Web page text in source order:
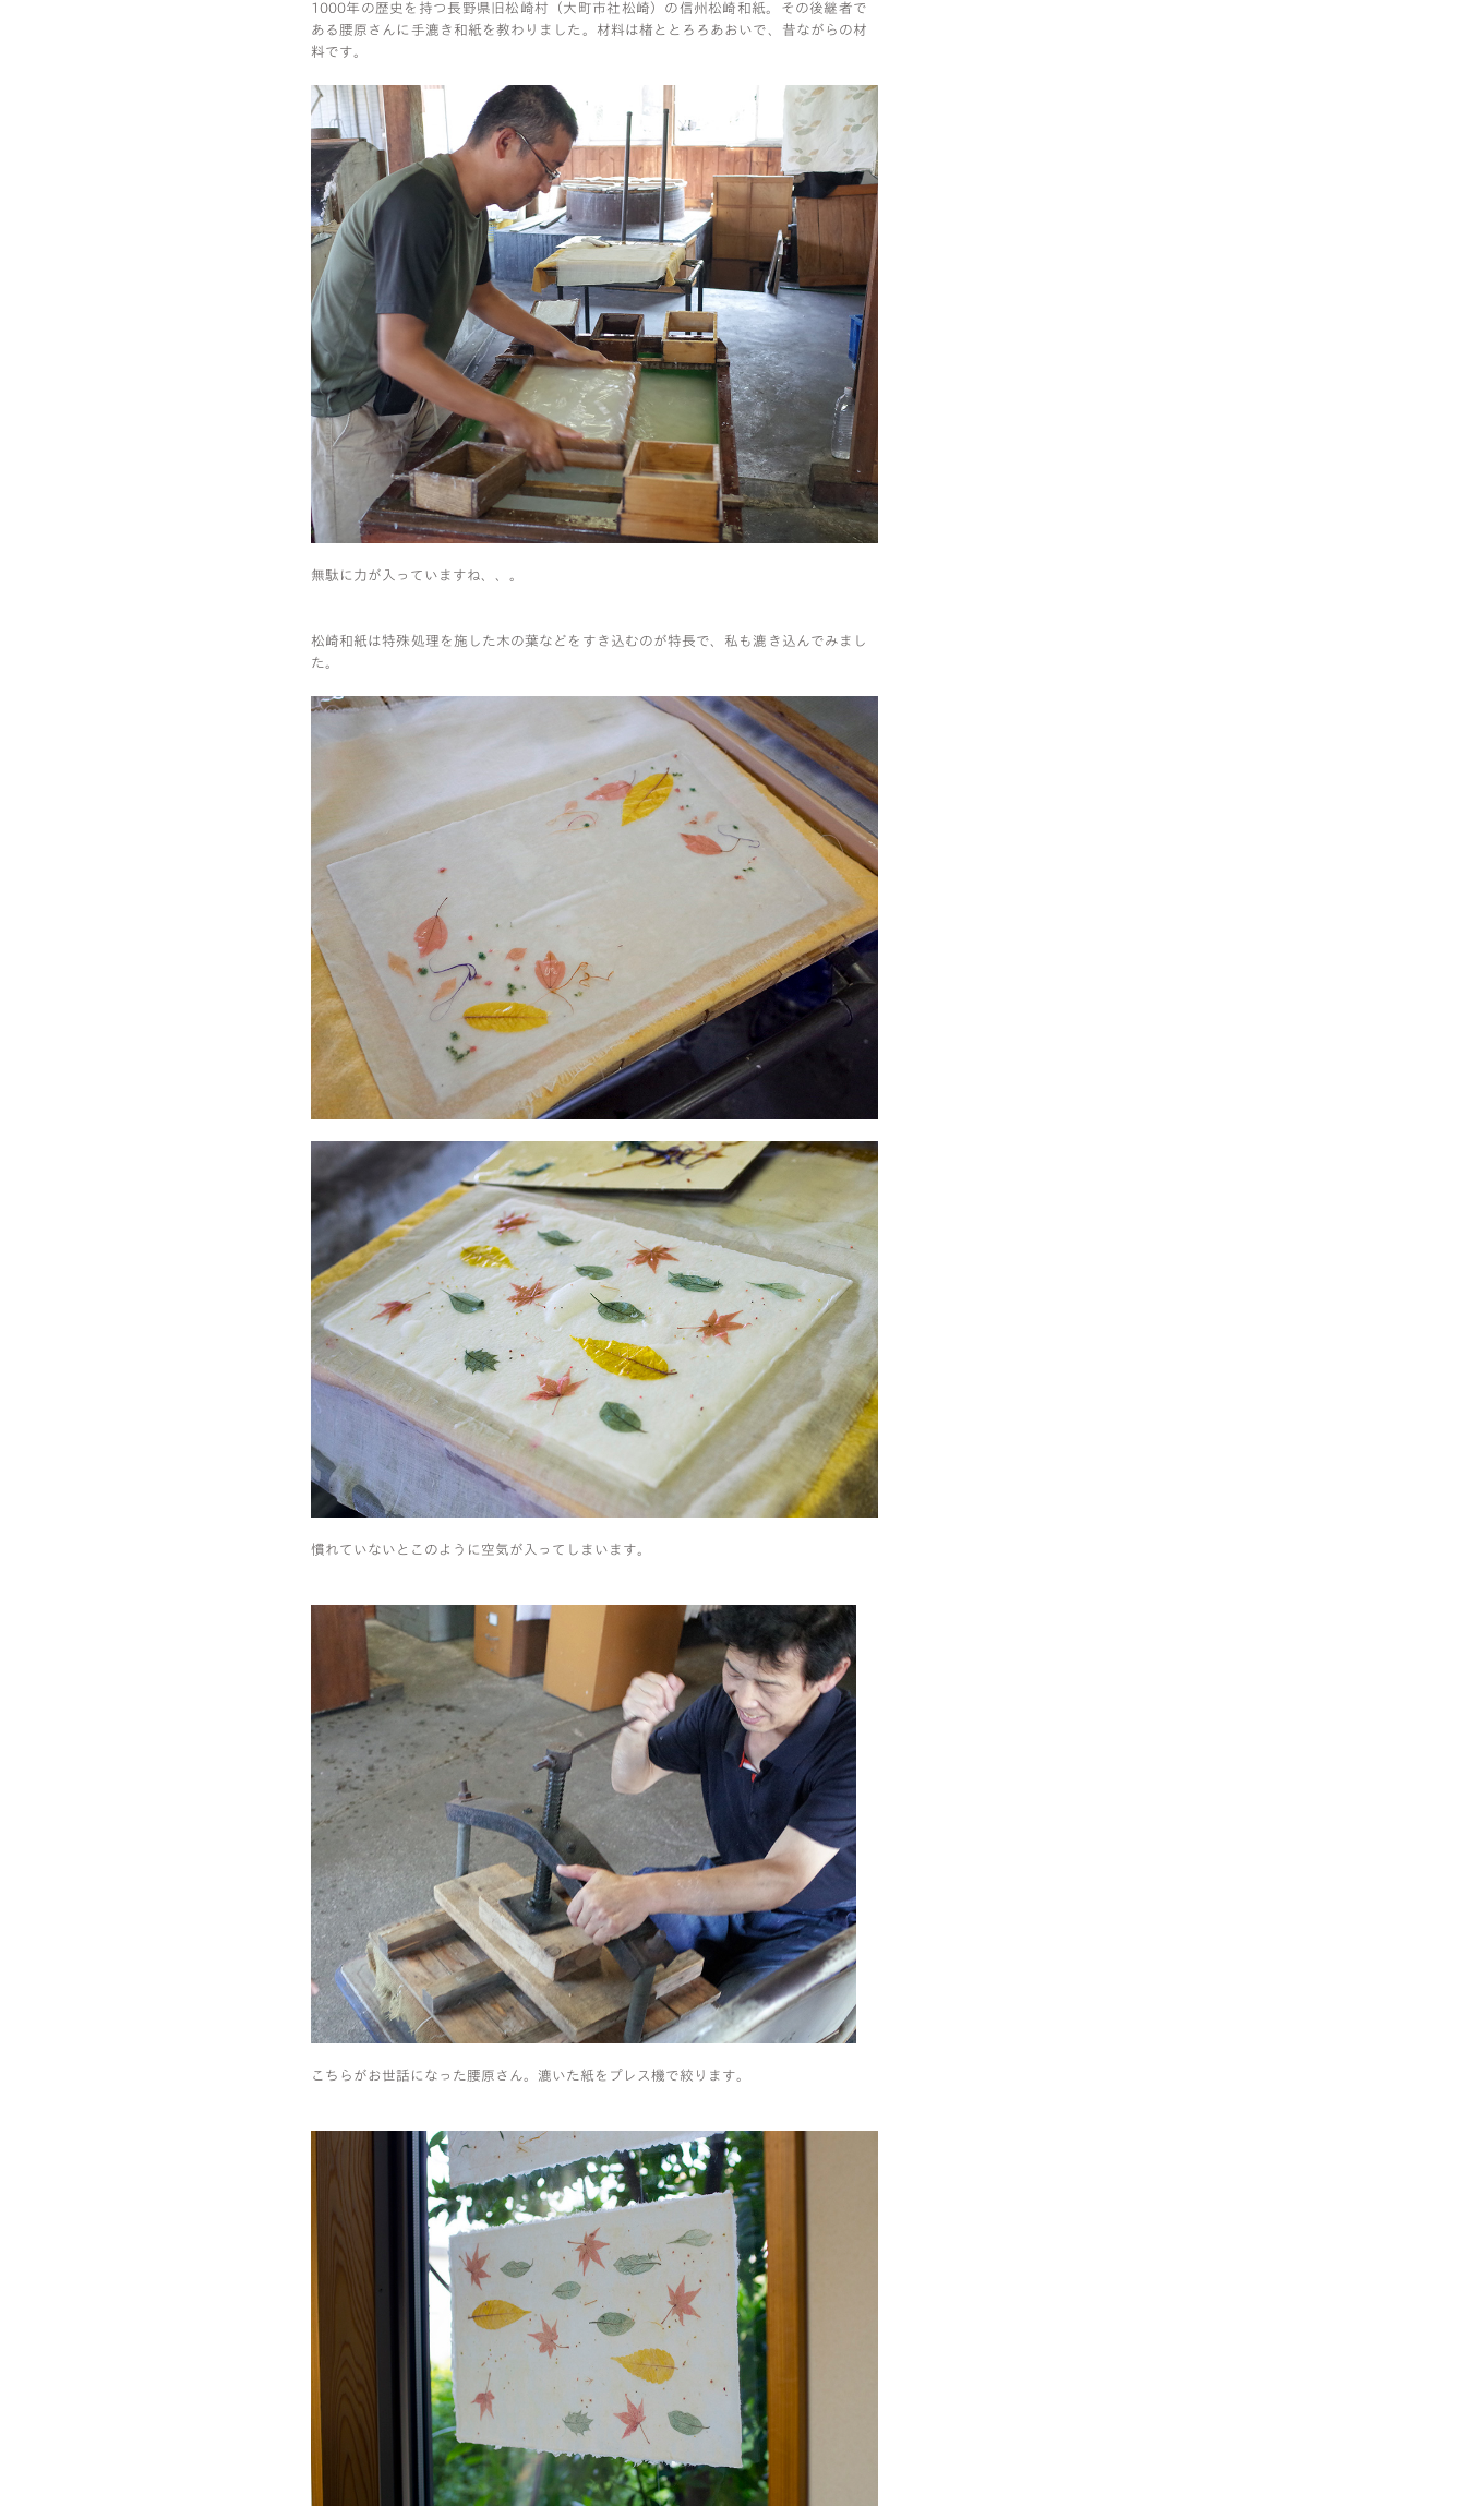
1000年の歴史を持つ長野県旧松崎村（大町市社松崎）の信州松崎和紙。その後継者で
ある腰原さんに手漉き和紙を教わりました。材料は楮ととろろあおいで、昔ながらの材
料です。
無駄に力が入っていますね、、。
松崎和紙は特殊処理を施した木の葉などをすき込むのが特長で、私も漉き込んでみまし
た。
慣れていないとこのように空気が入ってしまいます。
こちらがお世話になった腰原さん。漉いた紙をプレス機で絞ります。